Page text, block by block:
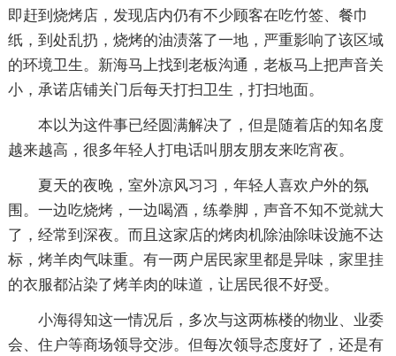
即赶到烧烤店，发现店内仍有不少顾客在吃竹签、餐巾
纸，到处乱扔，烧烤的油渍落了一地，严重影响了该区域
的环境卫生。新海马上找到老板沟通，老板马上把声音关
小，承诺店铺关门后每天打扫卫生，打扫地面。
本以为这件事已经圆满解决了，但是随着店的知名度
越来越高，很多年轻人打电话叫朋友朋友来吃宵夜。
夏天的夜晚，室外凉风习习，年轻人喜欢户外的氛
围。一边吃烧烤，一边喝酒，练拳脚，声音不知不觉就大
了，经常到深夜。而且这家店的烤肉机除油除味设施不达
标，烤羊肉气味重。有一两户居民家里都是异味，家里挂
的衣服都沾染了烤羊肉的味道，让居民很不好受。
小海得知这一情况后，多次与这两栋楼的物业、业委
会、住户等商场领导交涉。但每次领导态度好了，还是有